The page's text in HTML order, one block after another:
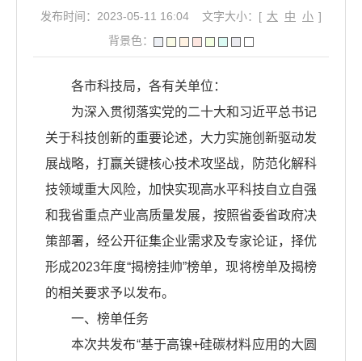
发布时间：2023-05-11 16:04
文字大小：[ 大 中 小 ]
背景色：
各市科技局，各有关单位：
为深入贯彻落实党的二十大和习近平总书记
关于科技创新的重要论述，大力实施创新驱动发
展战略，打赢关键核心技术攻坚战，防范化解科
技领域重大风险，加快实现高水平科技自立自强
和我省重点产业高质量发展，按照省委省政府决
策部署，经公开征集企业需求及专家论证，择优
形成2023年度“揭榜挂帅”榜单，现将榜单及揭榜
的相关要求予以发布。
一、榜单任务
本次共发布“基于高镍+硅碳材料应用的大圆